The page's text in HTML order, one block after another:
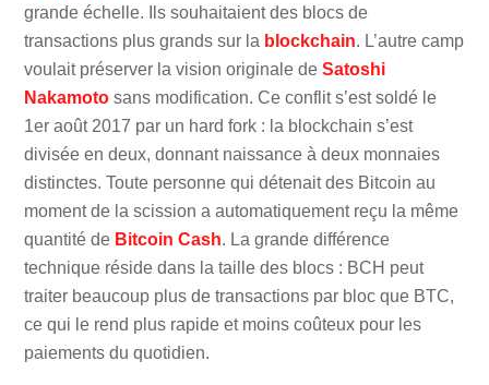
grande échelle. Ils souhaitaient des blocs de
transactions plus grands sur la blockchain. L’autre camp
voulait préserver la vision originale deSatoshi
Nakamoto sans modification. Ce conflit s’est soldé le
1er août 2017 par un hard fork : la blockchain s’est
divisée en deux, donnant naissance à deux monnaies
distinctes. Toute personne qui détenait des Bitcoin au
moment de la scission a automatiquement reçu la même
quantité de Bitcoin Cash. La grande différence
technique réside dans la taille des blocs : BCH peut
traiter beaucoup plus de transactions par bloc que BTC,
ce qui le rend plus rapide et moins coûteux pour les
paiements du quotidien.